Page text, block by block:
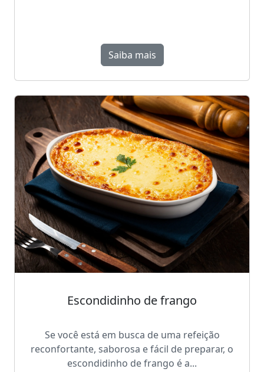
Saiba mais
Escondidinho de frango
Se você está em busca de uma refeição
reconfortante, saborosa e fácil de preparar, o
escondidinho de frango é a...